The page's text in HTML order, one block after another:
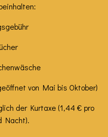
von Mai bis Oktober)
der Kurtaxe (1,44 € pro
Nacht).